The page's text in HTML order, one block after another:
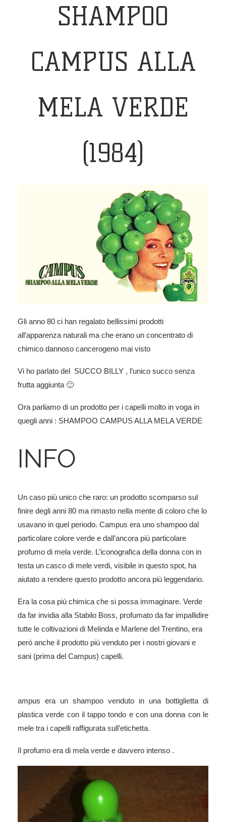
SHAMPOO
CAMPUS ALLA
MELA VERDE
(1984)
Gli anno 80 ci han regalato bellissimi prodotti
all’apparenza naturali ma che erano un concentrato di
chimico dannoso cancerogeno mai visto
Vi ho parlato del SUCCO BILLY , l’unico succo senza
frutta aggiunta 🙂
Ora parliamo di un prodotto per i capelli molto in voga in
quegli anni : SHAMPOO CAMPUS ALLA MELA VERDE
INFO
Un caso più unico che raro: un prodotto scomparso sul
finire degli anni 80 ma rimasto nella mente di coloro che lo
usavano in quel periodo. Campus era uno shampoo dal
particolare colore verde e dall’ancora più particolare
profumo di mela verde. L’iconografica della donna con in
testa un casco di mele verdi, visibile in questo spot, ha
aiutato a rendere questo prodotto ancora più leggendario.
Era la cosa più chimica che si possa immaginare. Verde
da far invidia alla Stabilo Boss, profumato da far impallidire
tutte le coltivazioni di Melinda e Marlene del Trentino, era
però anche il prodotto più venduto per i nostri giovani e
sani (prima del Campus) capelli.
ampus era un shampoo venduto in una bottiglietta di
plastica verde con il tappo tondo e con una donna con le
mele tra i capelli raffigurata sull’etichetta.
Il profumo era di mela verde e davvero intenso .